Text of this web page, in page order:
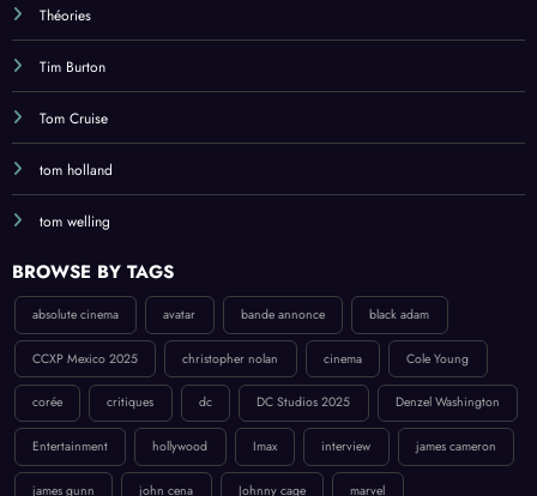
Théories
Tim Burton
Tom Cruise
tom holland
BROWSE BY TAGS
absolute cinema avatar bande annonce black adam
CCXP Mexico 2025 christopher nolan cinema Cole Young
corée critiques dc DC Studios 2025 Denzel Washington
Entertainment hollywood Imax interview james cameron